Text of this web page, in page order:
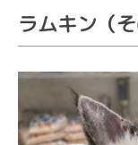
ラムキン（